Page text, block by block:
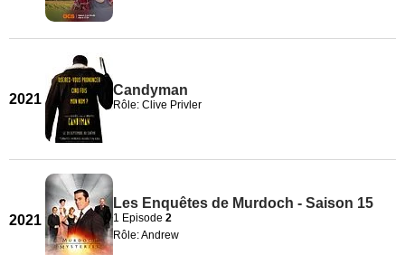
2021
Candyman
Rôle: Clive Privler
2021
Les Enquêtes de Murdoch - Saison 15
1 Episode 2
Rôle: Andrew